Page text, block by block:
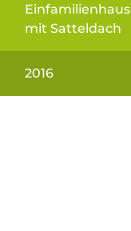
Einfamilienhaus
mit Satteldach
2016